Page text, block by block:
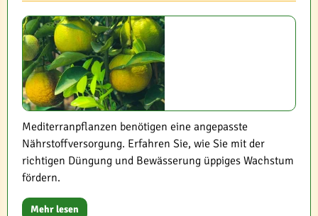
Mediterranpflanzen benötigen eine angepasste
Nährstoffversorgung. Erfahren Sie, wie Sie mit der
richtigen Düngung und Bewässerung üppiges Wachstum
fördern.
Mehr lesen